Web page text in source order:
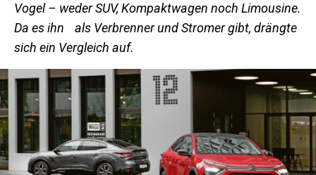
Vogel – weder SUV, Kompaktwagen noch Limousine.
Da es ihn als Verbrenner und Stromer gibt, drängte
sich ein Vergleich auf.